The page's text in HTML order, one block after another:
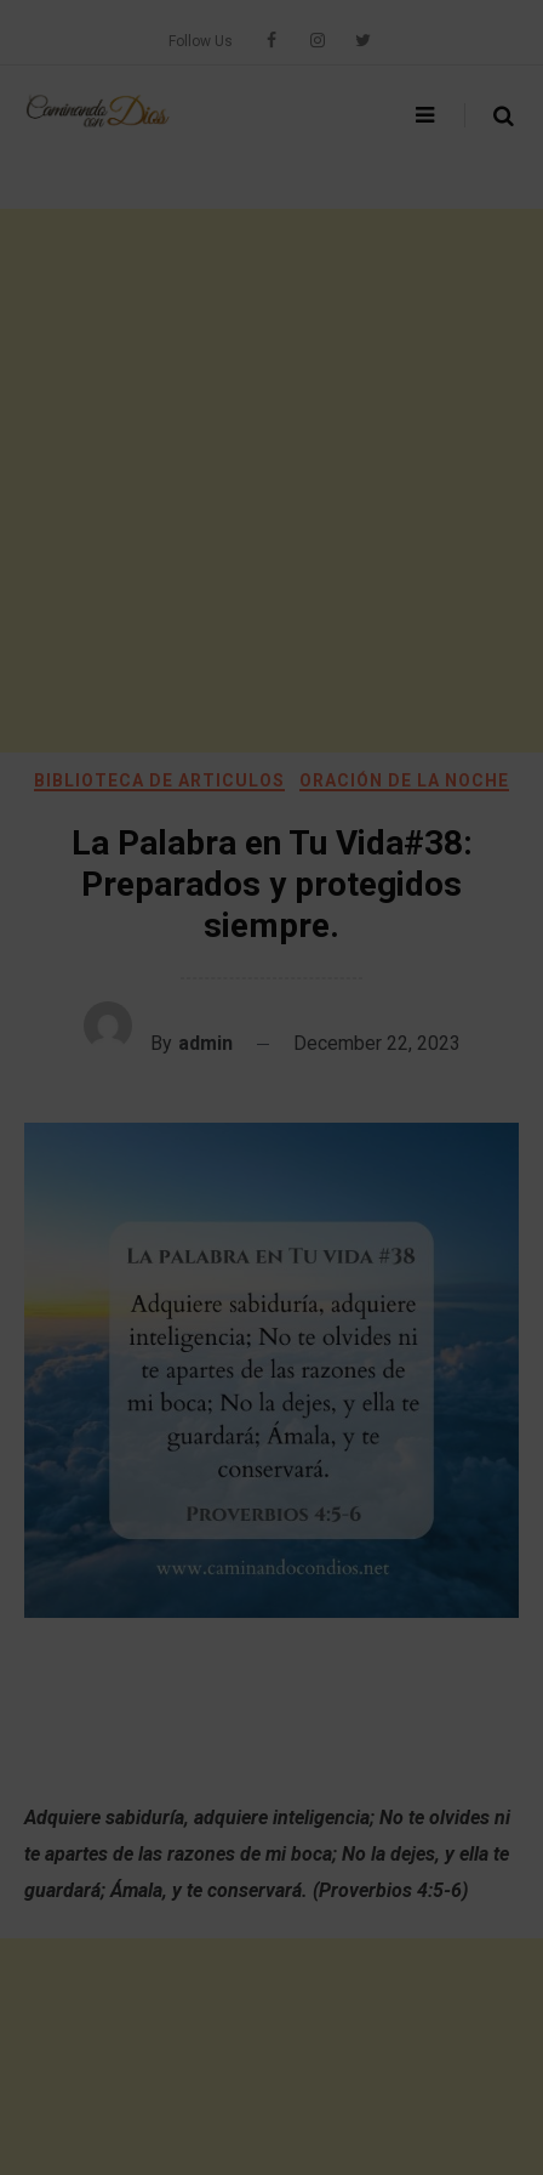
Follow Us
BIBLIOTECA DE ARTICULOS ORACIÓN DE LA NOCHE
La Palabra en Tu Vida#38:
Preparados y protegidos
siempre.
By admin December 22, 2023
Adquiere sabiduría, adquiere inteligencia; No te olvides ni
te apartes de las razones de mi boca; No la dejes, y ella te
guardará; Ámala, y te conservará. (Proverbios 4:5-6)